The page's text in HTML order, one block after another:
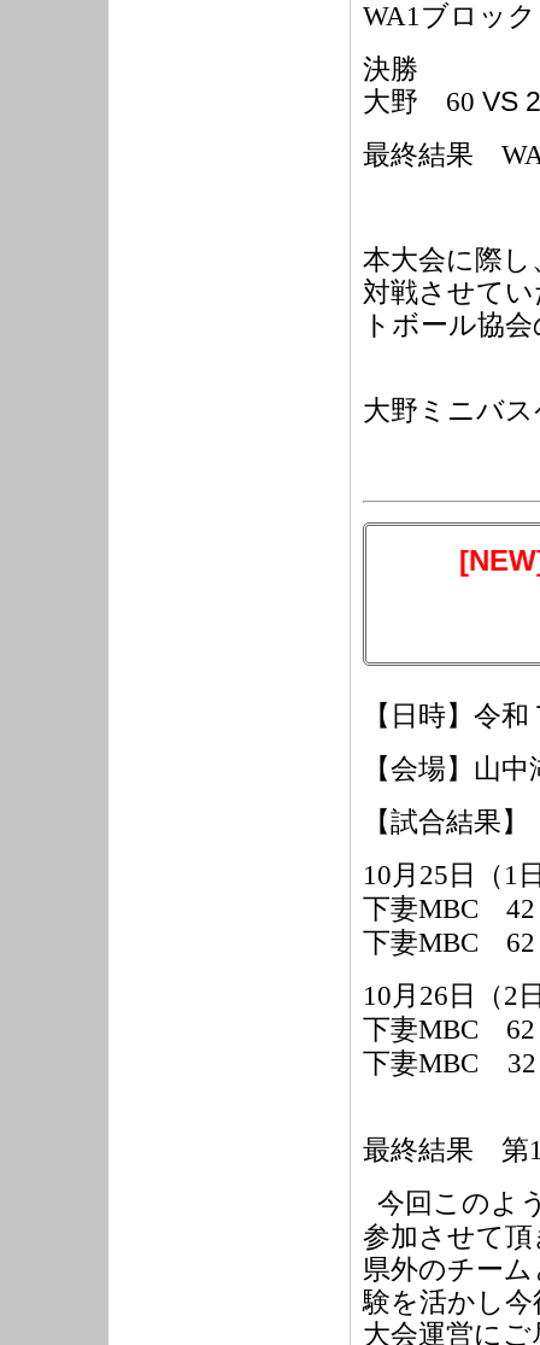
WA1ブロッ
決勝
大野 60 VS
最終結果
本大会に際
対戦させて
トボール協
大野ミニバ
【日時】令和
【会場】山
【試合結果】
10 月 25 日（ 1
下妻MBC
下妻MBC
10 月 26 日（2
下妻MBC
下妻MBC
最終結果 第
今回このよ
参加させて
県外のチー
験を活かし
大会運営に